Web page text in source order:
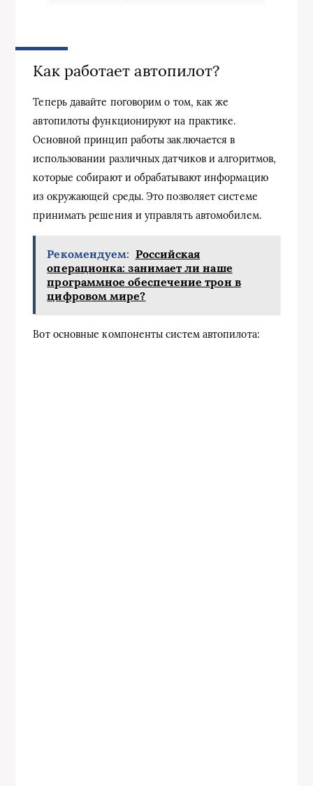
Как работает автопилот?
Теперь давайте поговорим о том, как же
автопилоты функционируют на практике.
Основной принцип работы заключается в
использовании различных датчиков и алгоритмов,
которые собирают и обрабатывают информацию
из окружающей среды. Это позволяет системе
принимать решения и управлять автомобилем.
Рекомендуем: Российская
операционка: занимает ли наше
программное обеспечение трон в
цифровом мире?
Вот основные компоненты систем автопилота: